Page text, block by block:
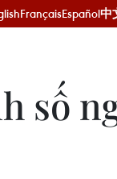
FrançaisEspañol中
số